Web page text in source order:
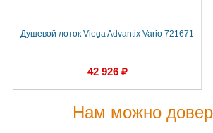
Душевой лоток Viega Advantix Vario 721671
42 926 ₽
Нам можно